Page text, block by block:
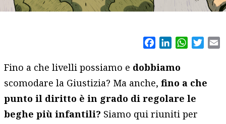
FacebookLinkedIn
Fino a che livelli possiamo e dobbiamo
scomodare la Giustizia? Ma anche,fino a che
punto il diritto è in grado di regolare le
beghe più infantili? Siamo qui riuniti per